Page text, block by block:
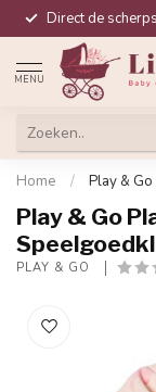
Direct de
MENU
Home / Play &
Play & Go
PLAY & GO